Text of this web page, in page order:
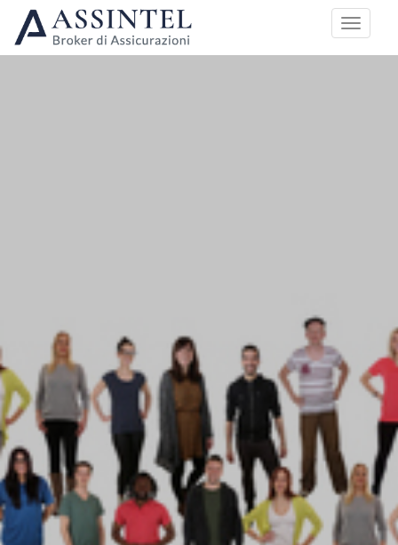
HOME PIANI DI COPERTURA